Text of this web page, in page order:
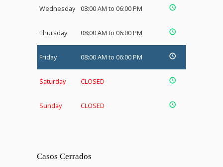
Wednesday 08:00 AM to 06:00 PM
Thursday 08:00 AM to 06:00 PM
Friday 08:00 AM to 06:00 PM
Saturday CLOSED
Sunday CLOSED
Casos Cerrados